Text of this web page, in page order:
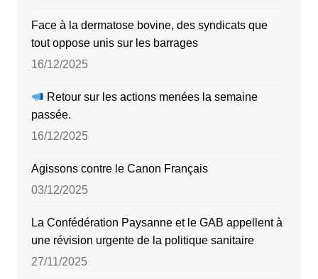
Face à la dermatose bovine, des syndicats que
tout oppose unis sur les barrages
16/12/2025
Retour sur les actions menées la semaine
passée.
16/12/2025
Agissons contre le Canon Français
03/12/2025
La Confédération Paysanne et le GAB appellent à
une révision urgente de la politique sanitaire
27/11/2025